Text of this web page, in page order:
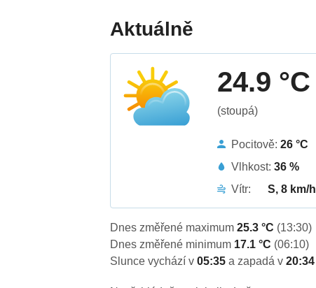
Aktuálně
24.9 °C
(stoupá)
Pocitově:26 °C
Vlhkost:36 %
Vítr:
S, 8 km/h
Dnes změřené maximum25.3 °C (13:30)
Dnes změřené minimum 17.1 °C (06:10)
Slunce vychází v05:35a zapadá v20:34